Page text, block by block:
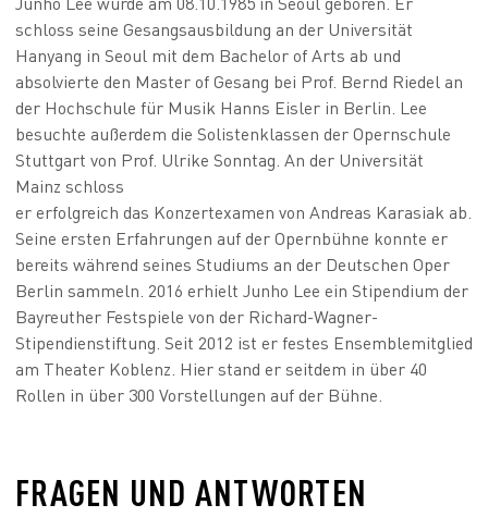
schloss seine Gesangsausbildung an der Universität
Hanyang in Seoul mit dem Bachelor of Arts ab und
absolvierte den Master of Gesang bei Prof. Bernd Riedel an
der Hochschule für Musik Hanns Eisler in Berlin. Lee
besuchte außerdem die Solistenklassen der Opernschule
Stuttgart von Prof. Ulrike Sonntag. An der Universität
Mainz schloss
er erfolgreich das Konzertexamen von Andreas Karasiak ab.
Seine ersten Erfahrungen auf der Opernbühne konnte er
bereits während seines Studiums an der Deutschen Oper
Berlin sammeln. 2016 erhielt Junho Lee ein Stipendium der
Bayreuther Festspiele von der Richard-Wagner-
Stipendienstiftung. Seit 2012 ist er festes Ensemblemitglied
am Theater Koblenz. Hier stand er seitdem in über 40
Rollen in über 300 Vorstellungen auf der Bühne.
FRAGEN UND ANTWORTEN